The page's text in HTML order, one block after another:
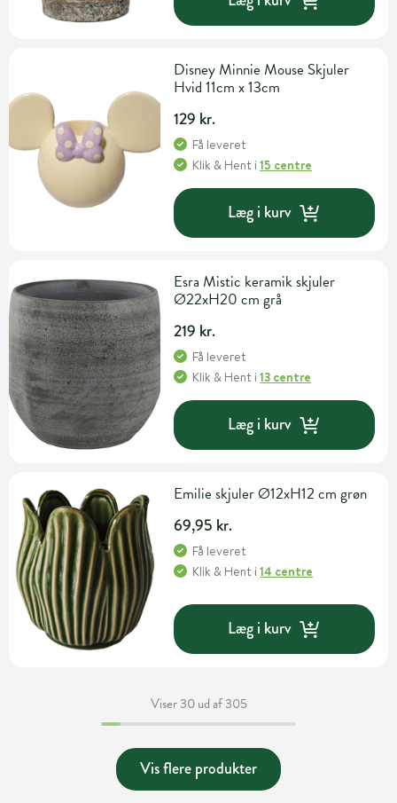
Disney Minnie Mouse Skjuler
Hvid 11cm x 13cm
129 kr.
Få leveret
Klik & Hent i15 centre
Læg i kurv
Esra Mistic keramik skjuler
Ø22xH20 cm grå
219 kr.
Få leveret
Klik & Hent i13 centre
Læg i kurv
Emilie skjuler Ø12xH12 cm grøn
69,95 kr.
Få leveret
Klik & Hent i14 centre
Læg i kurv
Viser 30 ud af 305
Vis flere produkter